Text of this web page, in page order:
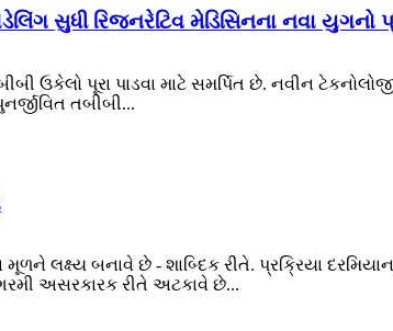
સુધી રિજનરેટિવ મેડિસિનના નવા યુગનો
ઉકેલો પૂરા પાડવા માટે સમર્પિત છે. નવીન
તબીબી...
લક્ષ્ય બનાવે છે - શાબ્દિક રીતે. પ્રક્રિયા
અસરકારક રીતે અટકાવે છે...